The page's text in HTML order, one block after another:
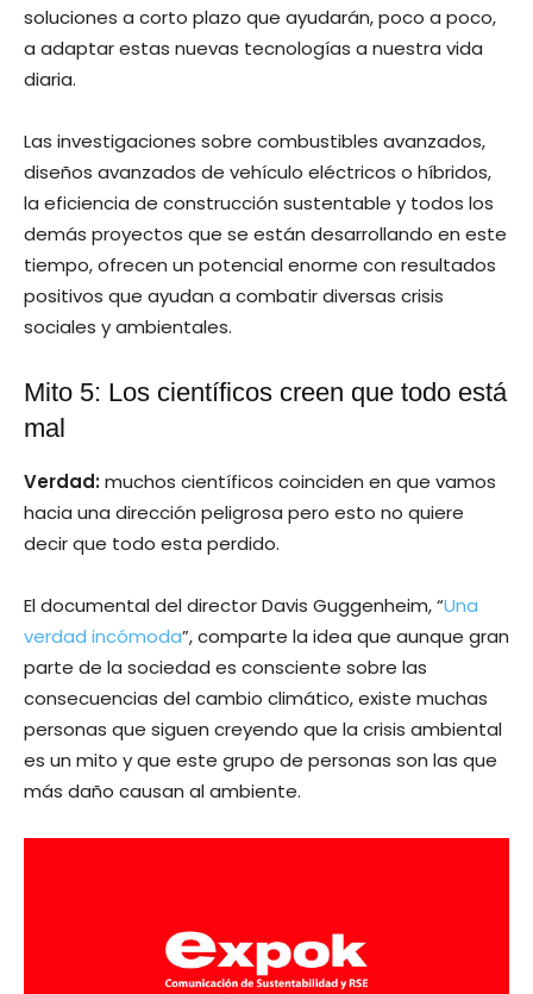
soluciones a corto plazo que ayudarán, poco a poco,
a adaptar estas nuevas tecnologías a nuestra vida
diaria.
Las investigaciones sobre combustibles avanzados,
diseños avanzados de vehículo eléctricos o híbridos,
la eficiencia de construcción sustentable y todos los
demás proyectos que se están desarrollando en este
tiempo, ofrecen un potencial enorme con resultados
positivos que ayudan a combatir diversas crisis
sociales y ambientales.
Mito 5: Los científicos creen que todo está
mal
Verdad:muchos científicos coinciden en que vamos
hacia una dirección peligrosa pero esto no quiere
decir que todo esta perdido.
El documental del director Davis Guggenheim, “Una
verdad incómoda”, comparte la idea que aunque gran
parte de la sociedad es consciente sobre las
consecuencias del cambio climático, existe muchas
personas que siguen creyendo que la crisis ambiental
es un mito y que este grupo de personas son las que
más daño causan al ambiente.